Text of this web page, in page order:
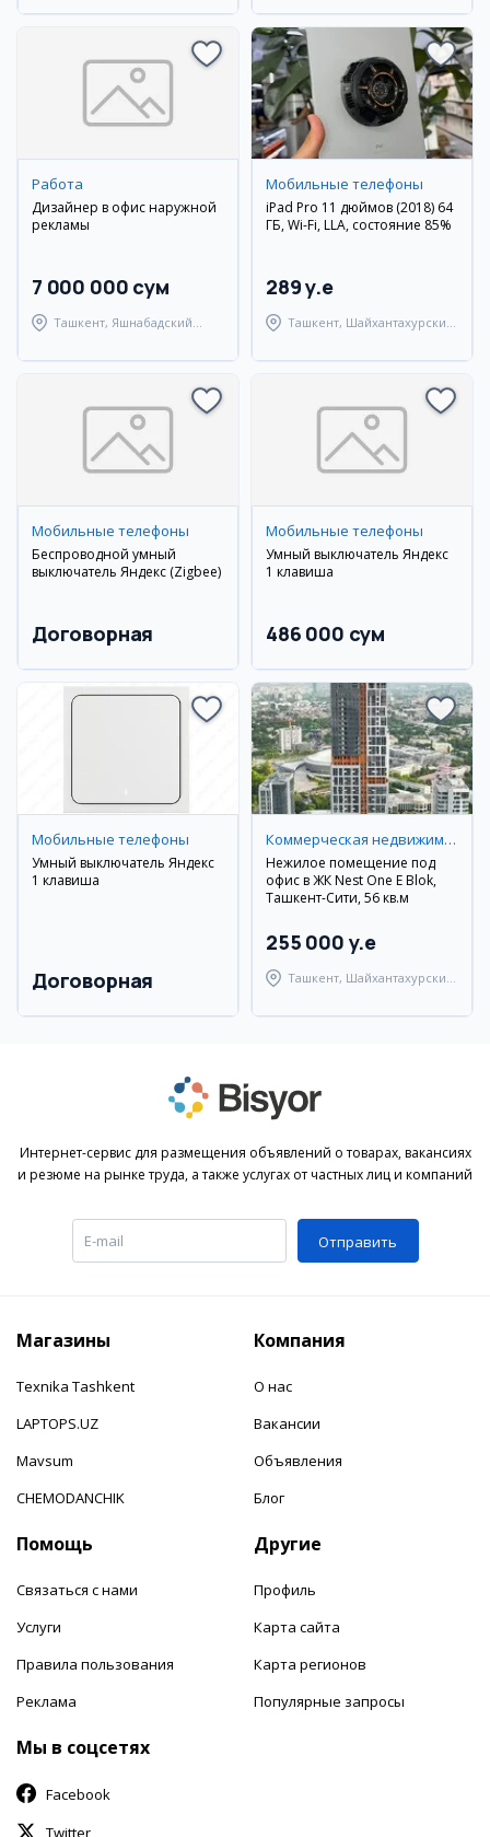
Работа
Дизайнер в офис наружной
рекламы
7 000 000 сум
Ташкент, Яшнабадский
Мобильные телефоны
iPad Pro 11 дюймов (2018) 64
ГБ, Wi-Fi, LLA, состояние 85%
289 y.e
Ташкент, Шайхантахурский
Мобильные телефоны
Беспроводной умный
выключатель Яндекс (Zigbee)
Договорная
Мобильные телефоны
Умный выключатель Яндекс
1 клавиша
486 000 сум
Мобильные телефоны
Умный выключатель Яндекс
1 клавиша
Договорная
Коммерческая недвижимость
Нежилое помещение под
офис в ЖК Nest One E Blok,
Ташкент-Сити, 56 кв.м
255 000 y.e
Ташкент, Шайхантахурский
Интернет-сервис для размещения объявлений о товарах, вакансиях
и резюме на рынке труда, а также услугах от частных лиц и компаний
Отправить
Магазины
Texnika Tashkent
LAPTOPS.UZ
Mavsum
CHEMODANCHIK
Компания
О нас
Вакансии
Объявления
Блог
Помощь
Связаться с нами
Услуги
Правила пользования
Реклама
Другие
Профиль
Карта сайта
Карта регионов
Популярные запросы
Мы в соцсетях
Facebook
Twitter